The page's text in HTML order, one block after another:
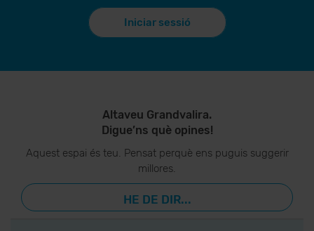
Iniciar sessió
Altaveu Grandvalira.
Digue’ns què opines!
Aquest espai és teu. Pensat perquè ens puguis suggerir
millores.
HE DE DIR...